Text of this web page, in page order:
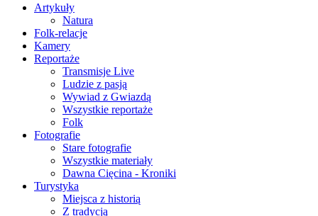
Artykuły
Natura
Folk-relacje
Kamery
Reportaże
Transmisje Live
Ludzie z pasją
Wywiad z Gwiazdą
Wszystkie reportaże
Folk
Fotografie
Stare fotografie
Wszystkie materiały
Dawna Cięcina - Kroniki
Turystyka
Miejsca z historią
Z tradycją